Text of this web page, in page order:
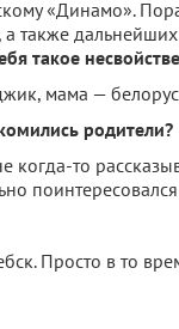
«Динамо».
а также
такое
мама —
родители?
то
Просто в то